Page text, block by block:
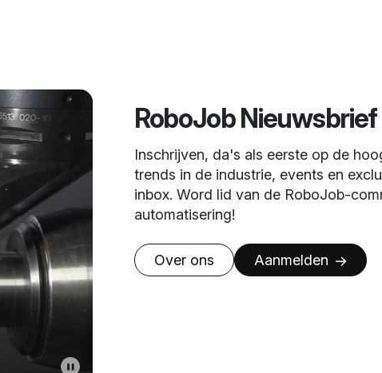
RoboJob Nieuwsbrief
Inschrijven, da's als eerste op de
trends in de industrie, events en
inbox. Word lid van de RoboJob-
automatisering!
Over ons Aanmelden